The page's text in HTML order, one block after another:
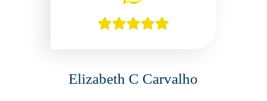
Elizabeth C Carvalho